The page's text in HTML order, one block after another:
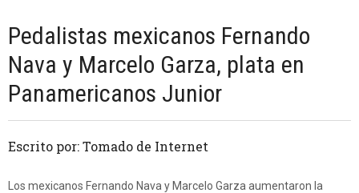
Pedalistas mexicanos Fernando
Nava y Marcelo Garza, plata en
Panamericanos Junior
Escrito por: Tomado de Internet
Los mexicanos Fernando Nava y Marcelo Garza aumentaron la